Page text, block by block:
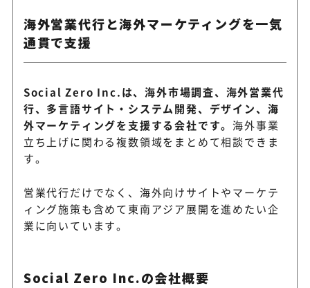
海外営業代行と海外マーケティングを一気
通貫で支援
Social Zero Inc.は、海外市場調査、海外営業代
行、多言語サイト・システム開発、デザイン、海
外マーケティングを支援する会社です。海外事業
立ち上げに関わる複数領域をまとめて相談できま
す。
営業代行だけでなく、海外向けサイトやマーケテ
ィング施策も含めて東南アジア展開を進めたい企
業に向いています。
Social Zero Inc.の会社概要